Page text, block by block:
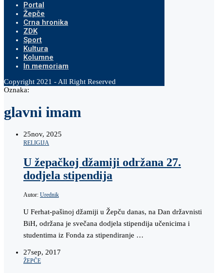
Portal
Žepče
Crna hronika
ZDK
Sport
Kultura
Kolumne
In memoriam
Copyright 2021 - All Right Reserved
Oznaka:
glavni imam
25nov, 2025
RELIGIJA
U žepačkoj džamiji održana 27.
dodjela stipendija
Autor: Urednik
U Ferhat-pašinoj džamiji u Žepču danas, na Dan državnisti
BiH, održana je svečana dodjela stipendija učenicima i
studentima iz Fonda za stipendiranje …
27sep, 2017
ŽEPČE